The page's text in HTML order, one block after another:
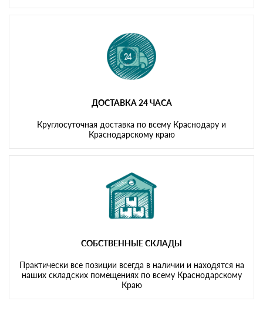
ДОСТАВКА 24 ЧАСА
Круглосуточная доставка по всему Краснодару и
Краснодарскому краю
СОБСТВЕННЫЕ СКЛАДЫ
Практически все позиции всегда в наличии и находятся на
наших складских помещениях по всему Краснодарскому
Краю